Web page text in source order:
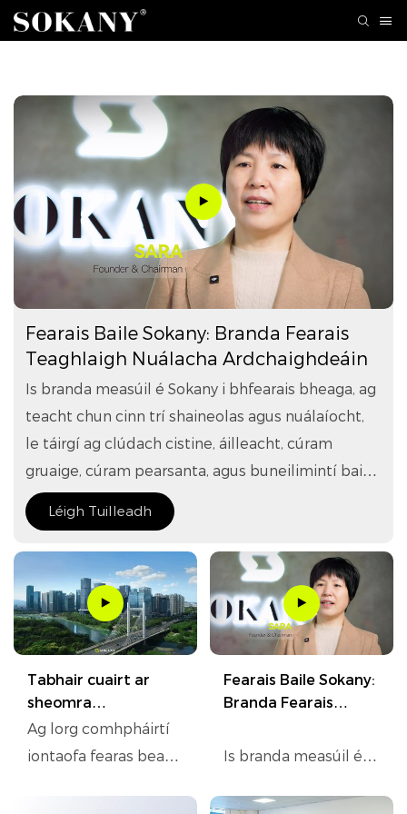
Fearais Baile Sokany: Branda Fearais
Teaghlaigh Nuálacha Ardchaighdeáin
Is branda measúil é Sokany i bhfearais bheaga, ag
teacht chun cinn trí shaineolas agus nuálaíocht,
le táirgí ag clúdach cistine, áilleacht, cúram
gruaige, cúram pearsanta, agus buneilimintí baile.
Le líne fhairsing de níos mó ná 1,200 samhail,
seasann Sokany mar thaisce fírinneach de
fhearais tí beaga, ag freastal ar stíleanna
maireachtála éagsúla - ó theaghlaigh óga agus ó
theaghlaigh ilghineacha go daoine aonair agus
díograiseoirí sóisialta - le solúbthacht neamh -
Léigh Tuilleadh
Tabhair cuairt ar
sheomra
taispeántais agus
oifig nua SOKANY in
Ag lorg comhpháirtí
iontaofa fearas beag?
Fearais Baile Sokany:
Branda Fearais
Ardchaighdeáin
Is branda measúil é